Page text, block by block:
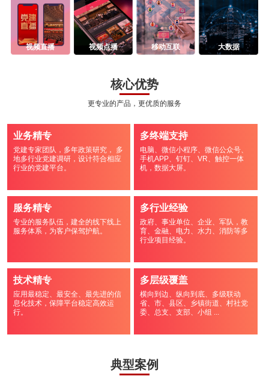
视频直播 视频点播 移动互联 大数据
核心优势
更专业的产品，更优质的服务
业务精专
党建专家团队，多年政策研究， 多
地多行业党建调研，设计符合相应
行业的党建平台。
多终端支持
电脑、微信小程序、微信公众号、
手机APP、钉钉、VR、触控一体
机，数据大屏。
服务精专
专业的服务队伍，建全的线下线上
服务体系，为客户保驾护航。
多行业经验
政府、事业单位、企业、军队，教
育、金融、电力、水力、消防等多
行业项目经验。
技术精专
应用最稳定、最安全、最先进的信
息化技术，保障平台稳定高效运
行。
多层级覆盖
横向到边、纵向到底、多级联动
省、市、县区、乡镇街道、村社党
委、总支、支部、小组 ...
典型案例